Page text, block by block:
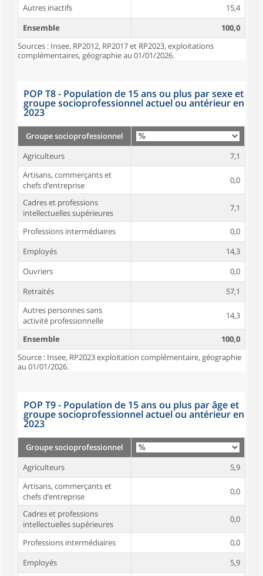
Autres inactifs
15,4
Ensemble
100,0
Sources : Insee, RP2012, RP2017 et RP2023, exploitations
complémentaires, géographie au 01/01/2026.
POP T8 - Population de 15 ans ou plus par sexe et
groupe socioprofessionnel actuel ou antérieur en
2023
Groupe socioprofessionnel
Agriculteurs
7,1
Artisans, commerçants et
chefs d’entreprise
0,0
Cadres et professions
intellectuelles supérieures
7,1
Professions intermédiaires
0,0
Employés
14,3
Ouvriers
0,0
Retraités
57,1
Autres personnes sans
activité professionnelle
14,3
Ensemble
100,0
Source : Insee, RP2023 exploitation complémentaire, géographie
au 01/01/2026.
POP T9 - Population de 15 ans ou plus par âge et
groupe socioprofessionnel actuel ou antérieur en
2023
Groupe socioprofessionnel
Agriculteurs
5,9
Artisans, commerçants et
chefs d’entreprise
0,0
Cadres et professions
intellectuelles supérieures
0,0
Professions intermédiaires
0,0
Employés
5,9